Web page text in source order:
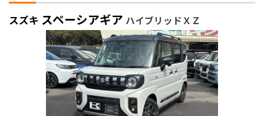
スズキ スペーシアギア ハイブリッドＸＺ